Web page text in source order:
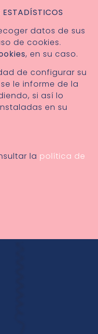
datos de sus
de cookies.
, en su caso.
de configurar su
le informe de la
si así lo
en su
la política de